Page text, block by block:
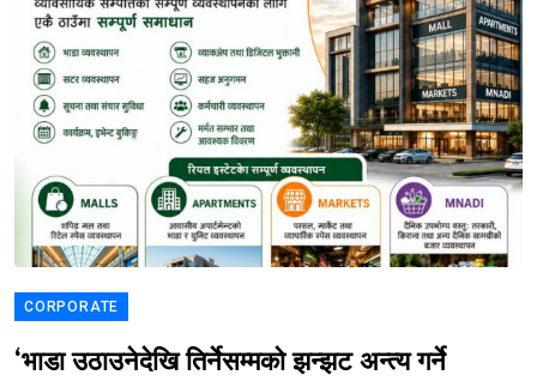
CORPORATE
‘भाडा उठाउनेदेखि तिर्नेसम्मको झन्झट अन्त्य गर्ने